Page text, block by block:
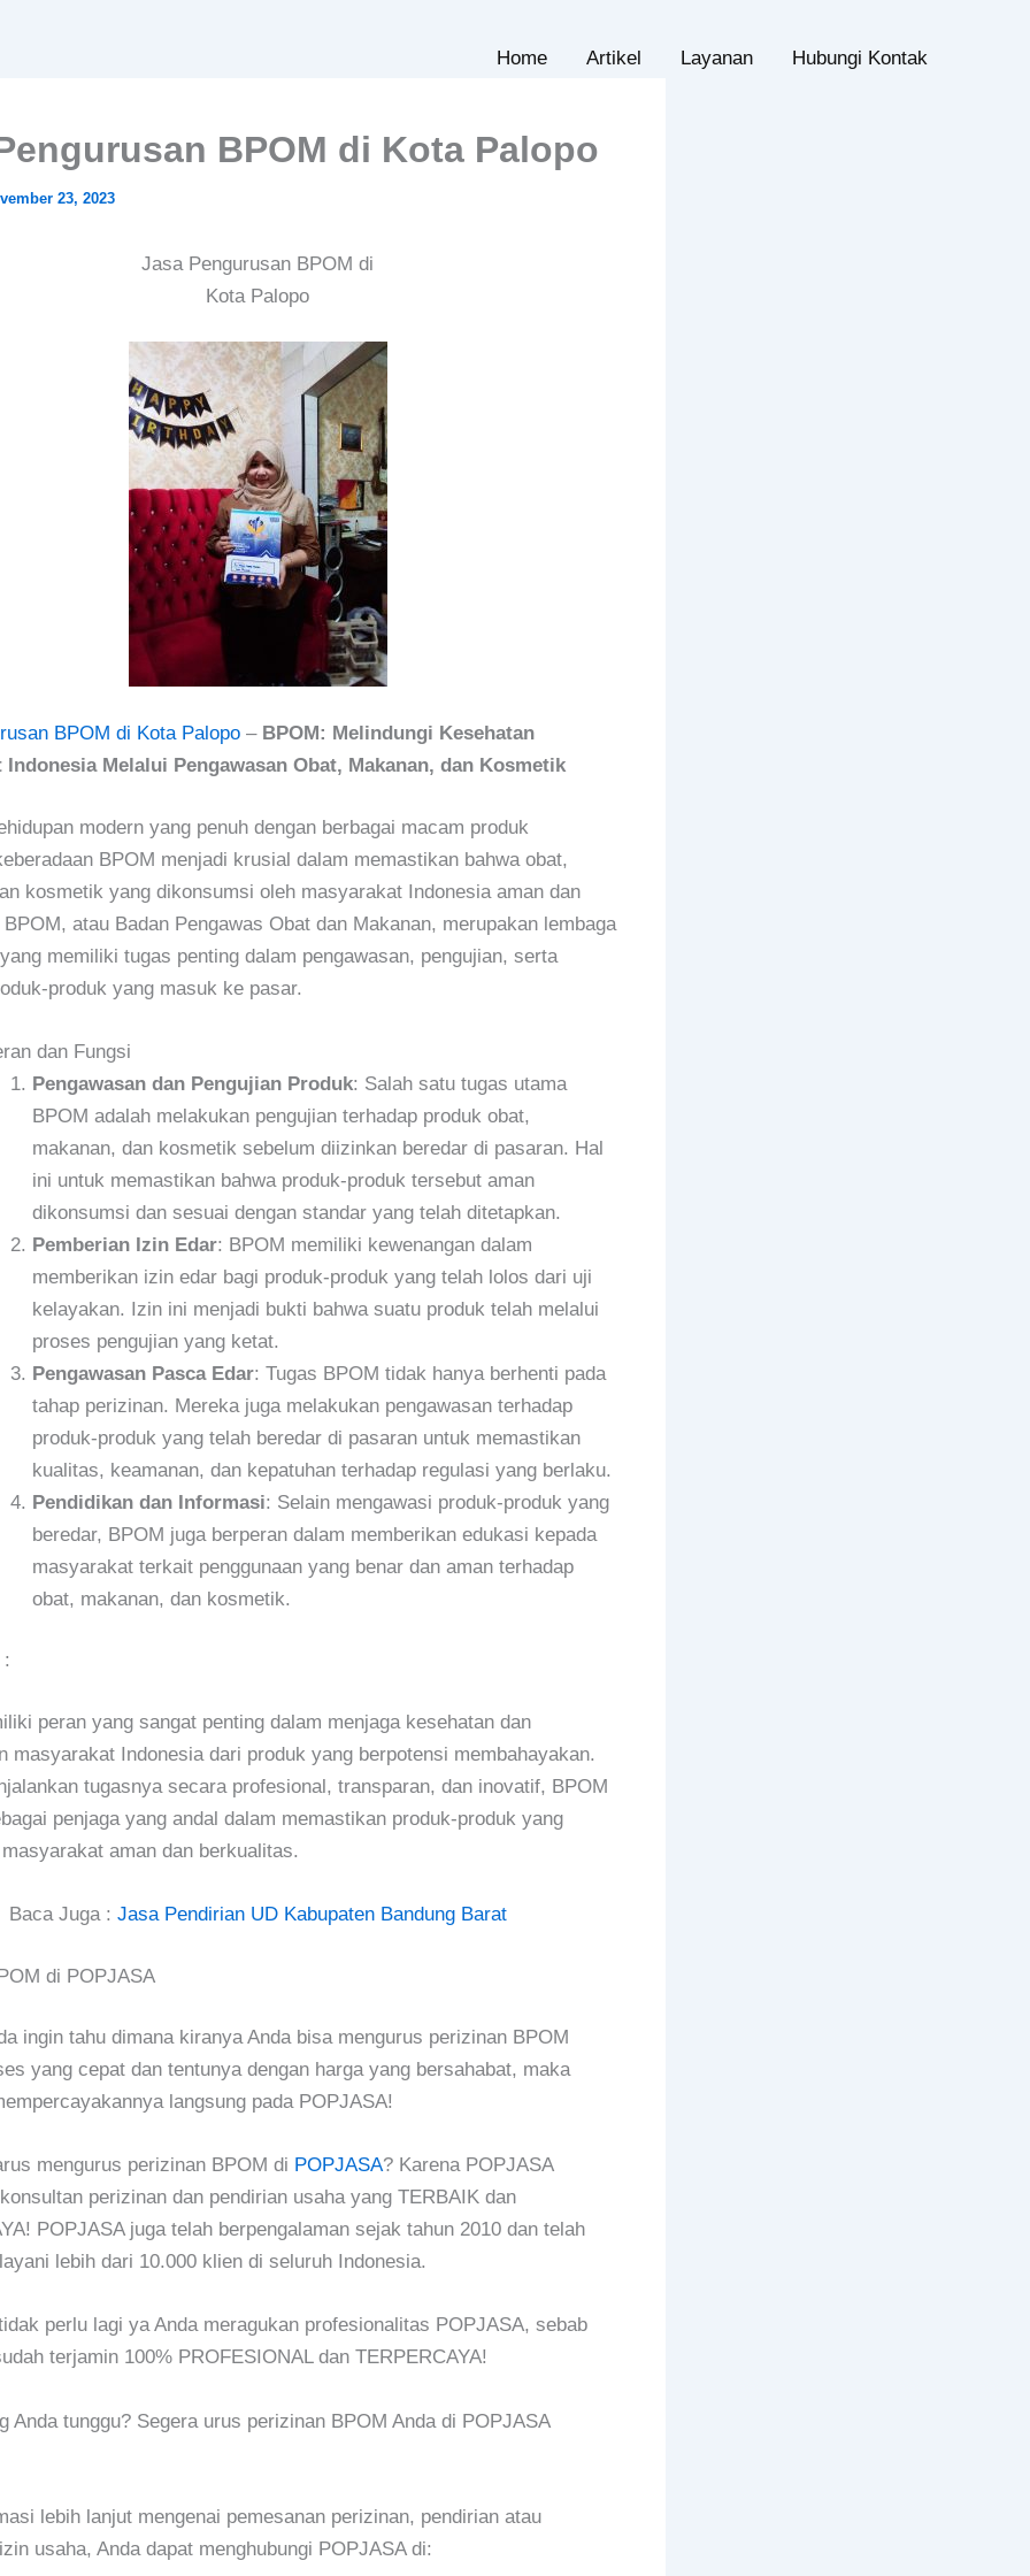
Home Artikel Layanan Hubungi Kontak
BPOM di Kota Palopo
23, 2023
Jasa Pengurusan BPOM di
Kota Palopo
BPOM di Kota Palopo– BPOM: Melindungi Kesehatan
Indonesia Melalui Pengawasan Obat, Makanan, dan Kosmetik
modern yang penuh dengan berbagai macam produk
BPOM menjadi krusial dalam memastikan bahwa obat,
kosmetik yang dikonsumsi oleh masyarakat Indonesia aman dan
atau Badan Pengawas Obat dan Makanan, merupakan lembaga
memiliki tugas penting dalam pengawasan, pengujian, serta
produk yang masuk ke pasar.
dan Fungsi
Pengawasan dan Pengujian Produk: Salah satu tugas utama
BPOM adalah melakukan pengujian terhadap produk obat,
makanan, dan kosmetik sebelum diizinkan beredar di pasaran. Hal
ini untuk memastikan bahwa produk-produk tersebut aman
dikonsumsi dan sesuai dengan standar yang telah ditetapkan.
Pemberian Izin Edar: BPOM memiliki kewenangan dalam
memberikan izin edar bagi produk-produk yang telah lolos dari uji
kelayakan. Izin ini menjadi bukti bahwa suatu produk telah melalui
proses pengujian yang ketat.
Pengawasan Pasca Edar: Tugas BPOM tidak hanya berhenti pada
tahap perizinan. Mereka juga melakukan pengawasan terhadap
produk-produk yang telah beredar di pasaran untuk memastikan
kualitas, keamanan, dan kepatuhan terhadap regulasi yang berlaku.
Pendidikan dan Informasi: Selain mengawasi produk-produk yang
beredar, BPOM juga berperan dalam memberikan edukasi kepada
masyarakat terkait penggunaan yang benar dan aman terhadap
obat, makanan, dan kosmetik.
peran yang sangat penting dalam menjaga kesehatan dan
masyarakat Indonesia dari produk yang berpotensi membahayakan.
tugasnya secara profesional, transparan, dan inovatif, BPOM
penjaga yang andal dalam memastikan produk-produk yang
aman dan berkualitas.
Baca Juga : Jasa Pendirian UD Kabupaten Bandung Barat
di POPJASA
ingin tahu dimana kiranya Anda bisa mengurus perizinan BPOM
yang cepat dan tentunya dengan harga yang bersahabat, maka
langsung pada POPJASA!
mengurus perizinan BPOM di POPJASA? Karena POPJASA
perizinan dan pendirian usaha yang TERBAIK dan
POPJASA juga telah berpengalaman sejak tahun 2010 dan telah
lebih dari 10.000 klien di seluruh Indonesia.
perlu lagi ya Anda meragukan profesionalitas POPJASA, sebab
terjamin 100% PROFESIONAL dan TERPERCAYA!
Anda tunggu? Segera urus perizinan BPOM Anda di POPJASA
lebih lanjut mengenai pemesanan perizinan, pendirian atau
usaha, Anda dapat menghubungi POPJASA di: